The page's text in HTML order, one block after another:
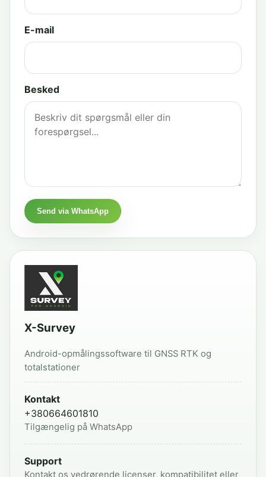
E-mail
Besked
Send via WhatsApp
X-Survey
Android-opmålingssoftware til GNSS RTK og
totalstationer
Kontakt
+380664601810
Tilgængelig på WhatsApp
Support
Kontakt os vedrørende licenser, kompatibilitet eller